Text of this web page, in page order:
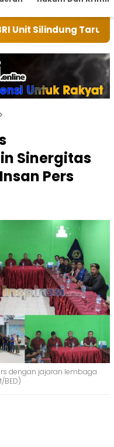
Tarutung Ingatkan
Sinergitas
Pers
dengan jajaran lembaga